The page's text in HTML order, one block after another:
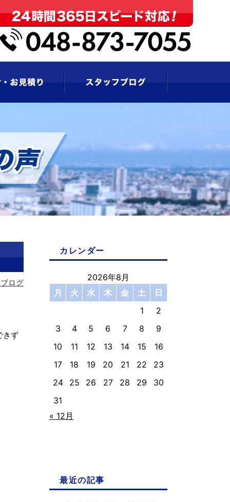
ログ
きず
カレンダー
2026年8月
月
火 水 木 金 土
日
1
2
3
4 5 6 7 8
9
10
11 12 13 14 15
16
17
18 19 20 21 22
23
24
25 26 27 28 29
30
31
« 12月
最近の記事